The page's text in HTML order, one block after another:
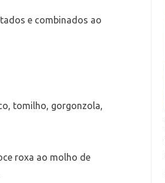
e combinados ao
tomilho, gorgonzola,
roxa ao molho de